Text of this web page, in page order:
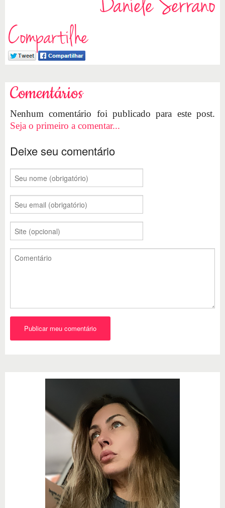
Compartilhe
Comentários
Nenhum comentário foi publicado para este post.
Seja o primeiro a comentar...
Deixe seu comentário